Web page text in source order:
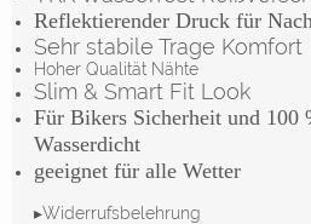
Reflektierender Druck für
Sehr stabile Trage Komfort
Hoher Qualität Nähte
Slim & Smart Fit Look
Für Bikers Sicherheit und 100
Wasserdicht
geeignet für alle Wetter
▸Widerrufsbelehrung